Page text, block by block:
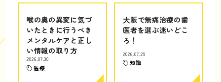
喉の奥の異変に気づ
いたときに行うべき
メンタルケアと正し
い情報の取り方
2026.07.30
医療
大阪で無痛治療の歯
医者を選ぶ迷いどこ
ろ！
2026.07.29
知識